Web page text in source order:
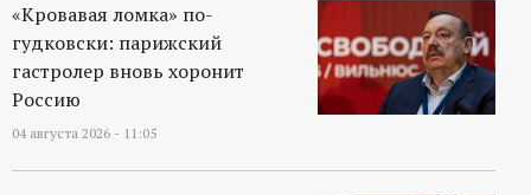
«Кровавая ломка» по-
гудковски: парижский
гастролер вновь хоронит
Россию
04 августа 2026 - 11:05